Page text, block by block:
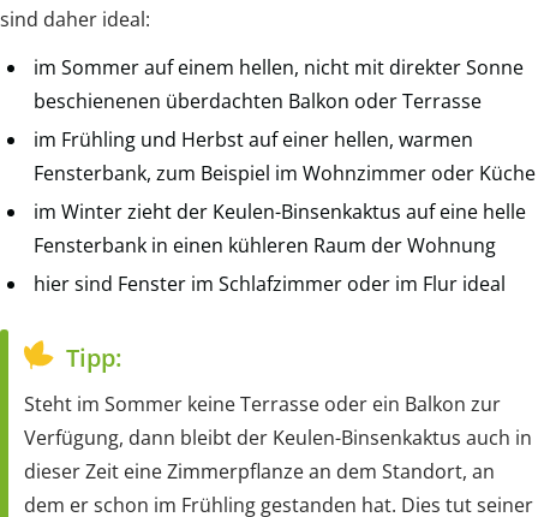
sind daher ideal:
im Sommer auf einem hellen, nicht mit direkter Sonne
beschienenen überdachten Balkon oder Terrasse
im Frühling und Herbst auf einer hellen, warmen
Fensterbank, zum Beispiel im Wohnzimmer oder Küche
im Winter zieht der Keulen-Binsenkaktus auf eine helle
Fensterbank in einen kühleren Raum der Wohnung
hier sind Fenster im Schlafzimmer oder im Flur ideal
Tipp:
Steht im Sommer keine Terrasse oder ein Balkon zur
Verfügung, dann bleibt der Keulen-Binsenkaktus auch in
dieser Zeit eine Zimmerpflanze an dem Standort, an
dem er schon im Frühling gestanden hat. Dies tut seiner